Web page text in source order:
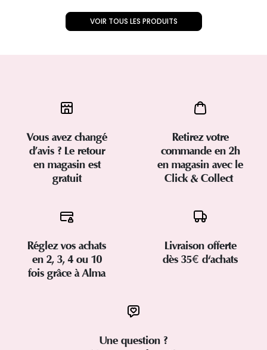
VOIR TOUS LES PRODUITS
Vous avez changé
d’avis ? Le retour
en magasin est
gratuit
Retirez votre
commande en 2h
en magasin avec le
Click & Collect
Réglez vos achats
en 2, 3, 4 ou 10
fois grâce à Alma
Livraison offerte
dès 35€ d'achats
Une question ?